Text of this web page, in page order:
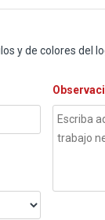
y de colores del